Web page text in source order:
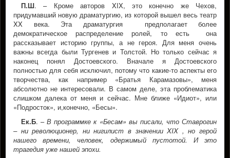
П.Ш. – Кроме авторов XIX, это конечно же Чехов,
придумавший новую драматургию, из которой вышел весь театр
XX века. Эта драматургия предполагает более
демократическое распределение ролей, то есть она
рассказывает историю группы, а не героя. Для меня очень
важны всегда были Тургенев и Толстой. Но только сейчас я
наконец понял Достоевского. Вначале я Достоевского
полностью для себя исключил, потому что какие-то аспекты его
творчества, как например «Братья Карамазовы», меня
абсолютно не интересовали. В самом деле, эта проблематика
слишком далека от меня и сейчас. Мне ближе «Идиот», или
«Подросток», и,конечно, «Бесы».
Ек.Б. –В программке к «Бесам» вы писали, что Ставрогин
– ни революционер, ни нигилист в значении XIX , но герой
нашего времени, человек, одержимый пустотой. И это
трагедия уже нашей эпохи.